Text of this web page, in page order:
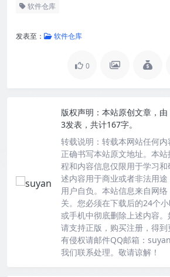
软件仓库
发表至： 软件仓库
0
版权声明： 本站原创文章，由
3发表，共计167字。
转载说明： 转载本网站任何
正确书写本站原文地址。本
程和内容信息仅限用于学习
述内容用于商业或者非法用
用户自负。本站信息来自网
关。您必须在下载后的24个
或手机中彻底删除上述内容。
请支持正版，购买注册，得
有侵权请邮件QQ邮箱：
我们联系处理。敬请谅解！